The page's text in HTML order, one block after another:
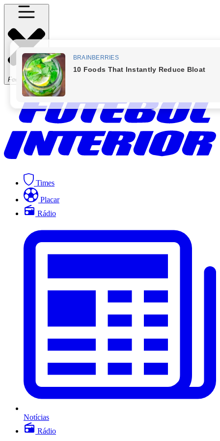
Fechar Menu
Times
Placar
Rádio
Notícias
Rádio